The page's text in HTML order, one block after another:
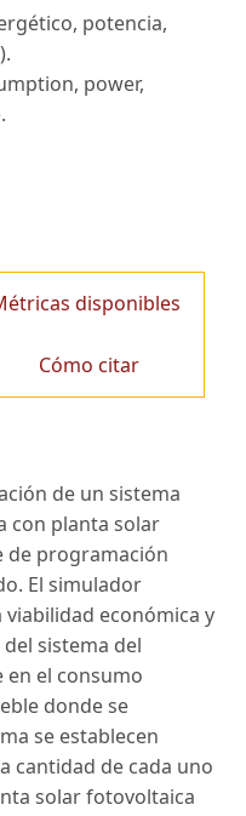
potencia,
power,
disponibles
Cómo citar
de un sistema
con planta solar
de programación
El simulador
económica y
sistema del
en el consumo
donde se
se establecen
cantidad de cada uno
solar fotovoltaica